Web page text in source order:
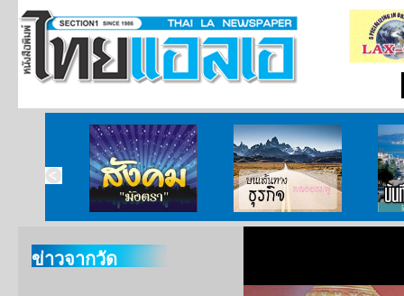
สังคมมังตรา บนเส้นทางธุรกิจ บั
ข่าวจากวัด